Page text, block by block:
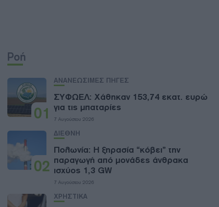
Ροή
01
ΑΝΑΝΕΩΣΙΜΕΣ ΠΗΓΕΣ
ΣΥΦΩΕΛ: Χάθηκαν 153,74 εκατ. ευρώ
για τις μπαταρίες
7 Αυγούστου 2026
02
ΔΙΕΘΝΗ
Πολωνία: Η ξηρασία “κόβει” την
παραγωγή από μονάδες άνθρακα
ισχύος 1,3 GW
7 Αυγούστου 2026
ΧΡΗΣΤΙΚΑ